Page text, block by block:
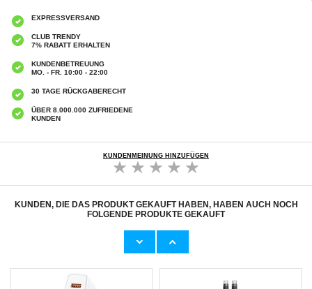
EXPRESSVERSAND
CLUB TRENDY
7% RABATT ERHALTEN
KUNDENBETREUUNG
MO. - FR. 10:00 - 22:00
30 TAGE RÜCKGABERECHT
ÜBER 8.000.000 ZUFRIEDENE
KUNDEN
KUNDENMEINUNG HINZUFÜGEN
KUNDEN, DIE DAS PRODUKT GEKAUFT HABEN, HABEN AUCH NOCH
FOLGENDE PRODUKTE GEKAUFT
USB-C PD Wand-ladegerät - 20W - Weiß
Tech-Protect Network 30W Wandladegerät